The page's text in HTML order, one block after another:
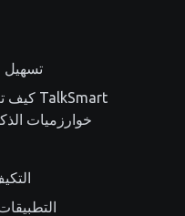
تسهيل
كيف تعمل الترجمة السياقية في TalkSmart
خوارزميات